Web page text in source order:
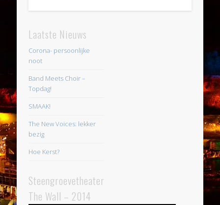
Laatste Nieuws
Corona- persoonlijke
noot
Band Meets Choir –
Topdag!
SMAAK!
The New Voices: lekker
bezig
Hoe Kerst?
Steengroevetheater
The Wall – 2014